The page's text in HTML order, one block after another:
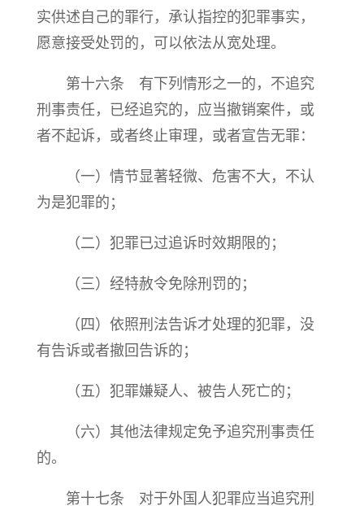
实供述自己的罪行，承认指控的犯罪事实，
愿意接受处罚的，可以依法从宽处理。
第十六条 有下列情形之一的，不追究
刑事责任，已经追究的，应当撤销案件，或
者不起诉，或者终止审理，或者宣告无罪：
（一）情节显著轻微、危害不大，不认
为是犯罪的；
（二）犯罪已过追诉时效期限的；
（三）经特赦令免除刑罚的；
（四）依照刑法告诉才处理的犯罪，没
有告诉或者撤回告诉的；
（五）犯罪嫌疑人、被告人死亡的；
（六）其他法律规定免予追究刑事责任
的。
第十七条 对于外国人犯罪应当追究刑